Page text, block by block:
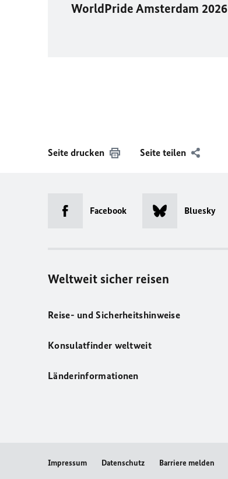
WorldPrideAmsterdam 2026
Seite drucken Seite teilen
Facebook Bluesky
Weltweit sicher reisen
Reise- und Sicherheitshinweise
Konsulatfinder weltweit
Länderinformationen
Impressum Datenschutz Barriere melden